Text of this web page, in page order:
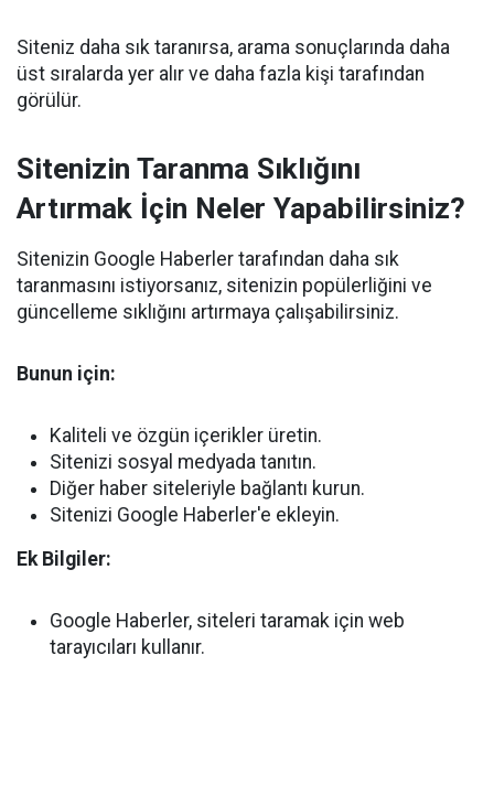
Siteniz daha sık taranırsa, arama sonuçlarında daha
üst sıralarda yer alır ve daha fazla kişi tarafından
görülür.
Sitenizin Taranma Sıklığını
Artırmak İçin Neler Yapabilirsiniz?
Sitenizin Google Haberler tarafından daha sık
taranmasını istiyorsanız, sitenizin popülerliğini ve
güncelleme sıklığını artırmaya çalışabilirsiniz.
Bunun için:
Kaliteli ve özgün içerikler üretin.
Sitenizi sosyal medyada tanıtın.
Diğer haber siteleriyle bağlantı kurun.
Sitenizi Google Haberler'e ekleyin.
Ek Bilgiler:
Google Haberler, siteleri taramak için web
tarayıcıları kullanır.